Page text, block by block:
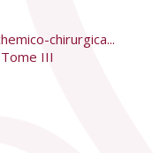
chirurgica...
III